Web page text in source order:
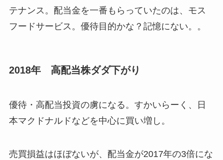
テナンス。配当金を一番もらっていたのは、モス
フードサービス。優待目的かな？記憶にない。。
2018年 高配当株ダダ下がり
優待・高配当投資の虜になる。すかいらーく、日
本マクドナルドなどを中心に買い増し。
売買損益はほぼないが、配当金が2017年の3倍にな